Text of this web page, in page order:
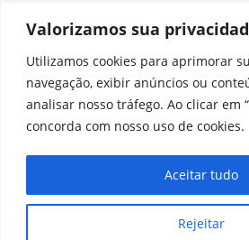
Valorizamos sua
Utilizamos cookies para aprimorar
navegação, exibir anúncios ou
analisar nosso tráfego. Ao clicar em
concorda com nosso uso de cookies.
Rejeitar
Aceitar tudo
Política de cookies